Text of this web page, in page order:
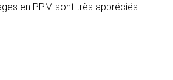
en PPM sont très appréciés